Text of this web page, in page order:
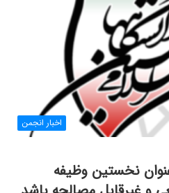
اخبار انجمن
نخستین وظیفه